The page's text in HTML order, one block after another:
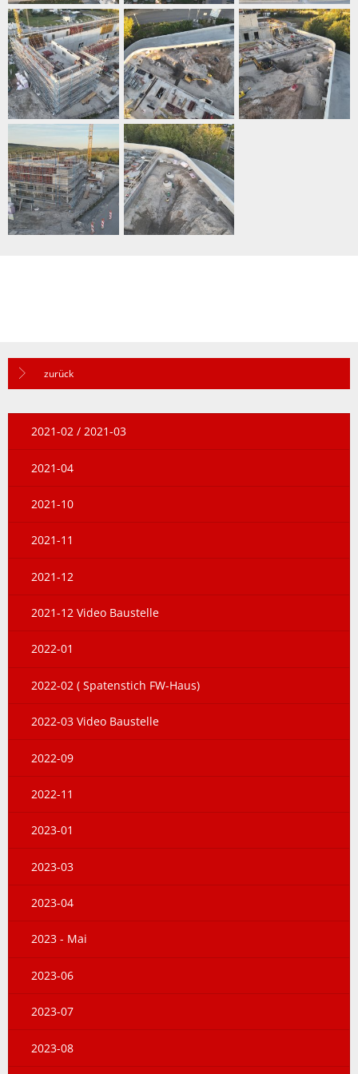
zurück
2021-02 / 2021-03
2021-04
2021-10
2021-11
2021-12
2021-12 Video Baustelle
2022-01
2022-02 ( Spatenstich FW-Haus)
2022-03 Video Baustelle
2022-09
2022-11
2023-01
2023-03
2023-04
2023 - Mai
2023-06
2023-07
2023-08